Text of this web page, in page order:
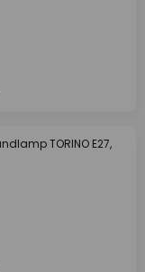
TORINO E27,